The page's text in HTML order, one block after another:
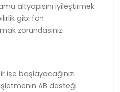
altyapısını iyileştirmek
gibi fon
zorundasınız.
işe başlayacağınızı
AB desteği